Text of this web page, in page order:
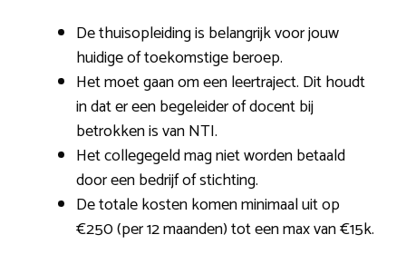
De thuisopleiding is belangrijk voor jouw
huidige of toekomstige beroep.
Het moet gaan om een leertraject. Dit houdt
in dat er een begeleider of docent bij
betrokken is van NTI.
Het collegegeld mag niet worden betaald
door een bedrijf of stichting.
De totale kosten komen minimaal uit op
€250 (per 12 maanden) tot een max van €15k.